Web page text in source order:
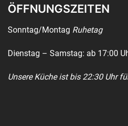
ÖFFNUNGSZEITEN
Sonntag/Montag Ruhetag
Dienstag – Samstag: ab 17:00
Unsere Küche ist bis 22:30 Uhr